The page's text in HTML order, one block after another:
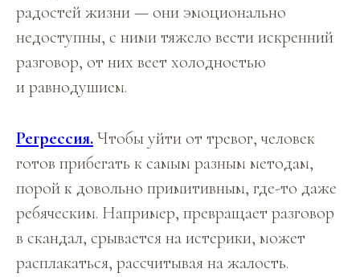
радостей жизни — они эмоционально
недоступны, с ними тяжело вести искренний
разговор, от них веет холодностью
и равнодушием.
Регрессия.Чтобы уйти от тревог, человек
готов прибегать к самым разным методам,
порой к довольно примитивным, где-то даже
ребяческим. Например, превращает разговор
в скандал, срывается на истерики, может
расплакаться, рассчитывая на жалость.